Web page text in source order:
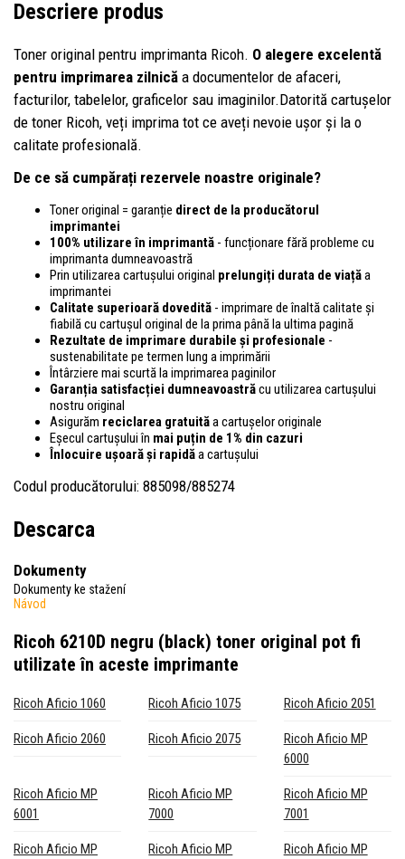
Descriere produs
Toner original pentru imprimanta Ricoh. O alegere excelentă
pentru imprimarea zilnică a documentelor de afaceri,
facturilor, tabelelor, graficelor sau imaginilor.Datorită cartușelor
de toner Ricoh, veți imprima tot ce aveți nevoie ușor și la o
calitate profesională.
De ce să cumpărați rezervele noastre originale?
Toner original = garanție direct de la producătorul
imprimantei
100% utilizare în imprimantă - funcționare fără probleme cu
imprimanta dumneavoastră
Prin utilizarea cartușului original prelungiți durata de viațăa
imprimantei
Calitate superioară dovedită - imprimare de înaltă calitate și
fiabilă cu cartușul original de la prima până la ultima pagină
Rezultate de imprimare durabile și profesionale -
sustenabilitate pe termen lung a imprimării
Întârziere mai scurtă la imprimarea paginilor
Garanția satisfacției dumneavoastrăcu utilizarea cartușului
nostru original
Asigurăm reciclarea gratuităa cartușelor originale
Eșecul cartușului în mai puțin de 1% din cazuri
Înlocuire ușoară și rapidăa cartușului
Codul producătorului: 885098/885274
Descarca
Dokumenty
Dokumenty ke stažení
Návod
Ricoh 6210D negru (black) toner original pot fi
utilizate în aceste imprimante
Ricoh Aficio 1060 Ricoh Aficio 1075 Ricoh Aficio 2051
Ricoh Aficio 2060 Ricoh Aficio 2075
Ricoh Aficio MP
6000
Ricoh Aficio MP
6001
Ricoh Aficio MP
7000
Ricoh Aficio MP
7001
Ricoh Aficio MP
Ricoh Aficio MP
Ricoh Aficio MP